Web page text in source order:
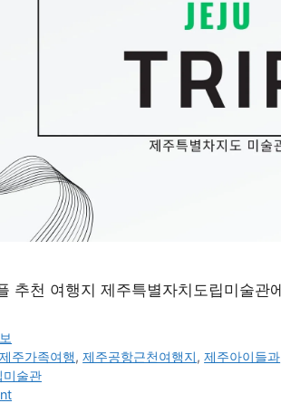
추천 여행지 제주특별자치도립미술관
제주가족여행,제주공항근천여행지,제주아이들과
미술관